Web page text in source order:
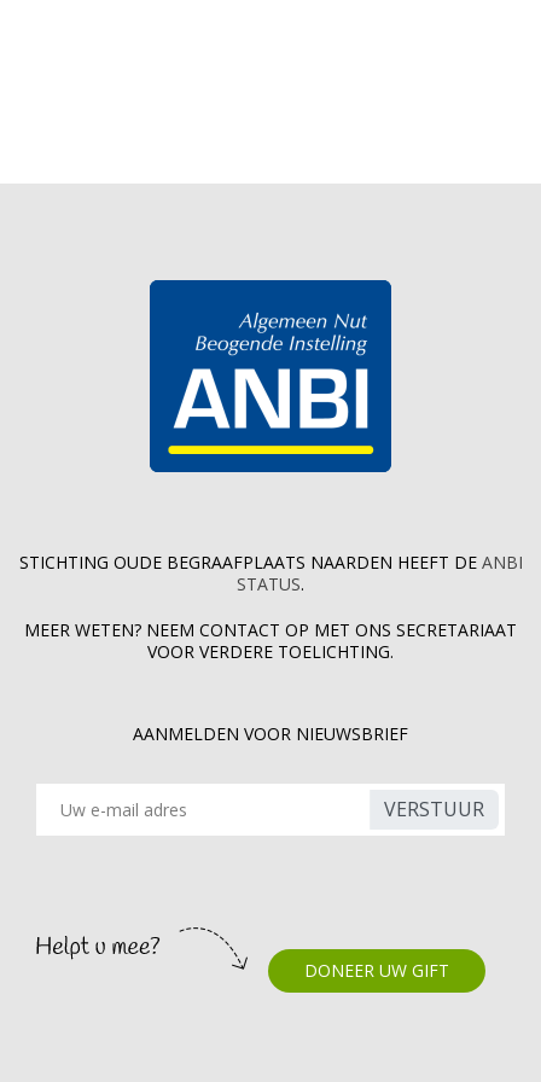
STICHTING OUDE BEGRAAFPLAATS NAARDEN HEEFT DE ANBI
STATUS.
MEER WETEN? NEEM CONTACT OP MET ONS SECRETARIAAT
VOOR VERDERE TOELICHTING.
AANMELDEN VOOR NIEUWSBRIEF
VERSTUUR
DONEER UW GIFT